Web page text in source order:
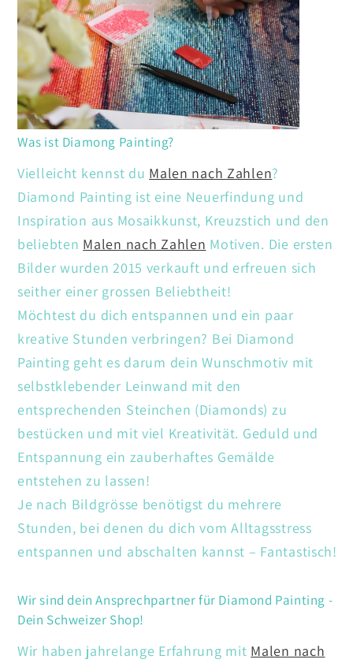
Was ist Diamong Painting?
Vielleicht kennst du Malen nach Zahlen?
Diamond Painting ist eine Neuerfindung und
Inspiration aus Mosaikkunst, Kreuzstich und den
beliebten Malen nach Zahlen Motiven. Die ersten
Bilder wurden 2015 verkauft und erfreuen sich
seither einer grossen Beliebtheit!
Möchtest du dich entspannen und ein paar
kreative Stunden verbringen? Bei Diamond
Painting geht es darum dein Wunschmotiv mit
selbstklebender Leinwand mit den
entsprechenden Steinchen (Diamonds) zu
bestücken und mit viel Kreativität. Geduld und
Entspannung ein zauberhaftes Gemälde
entstehen zu lassen!
Je nach Bildgrösse benötigst du mehrere
Stunden, bei denen du dich vom Alltagsstress
entspannen und abschalten kannst – Fantastisch!
Wir sind dein Ansprechpartner für Diamond Painting -
Dein Schweizer Shop!
Wir haben jahrelange Erfahrung mit Malen nach